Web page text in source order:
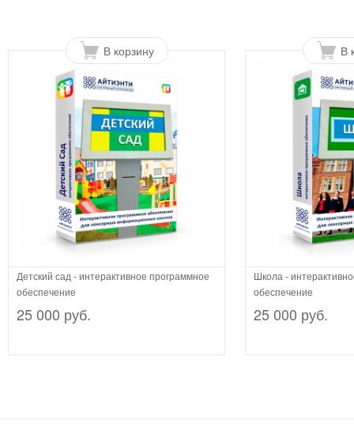
В корзину
Детский сад - интерактивное программное
обеспечение
25 000 руб.
В
Школа -
обеспечение
25 000 руб.